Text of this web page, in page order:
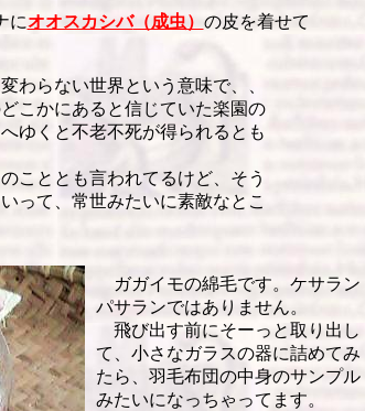
にオオスカシバ（成虫） の皮を着せて
わらない世界という意味で、、
こかにあると信じていた楽園の
ゆくと不老不死が得られるとも
こととも言われてるけど、そう
って、常世みたいに素敵なとこ
ガガイモの綿毛です。ケサラン
パサランではありません。
飛び出す前にそーっと取り出し
て、小さなガラスの器に詰めてみ
たら、羽毛布団の中身のサンプル
みたいになっちゃってます。